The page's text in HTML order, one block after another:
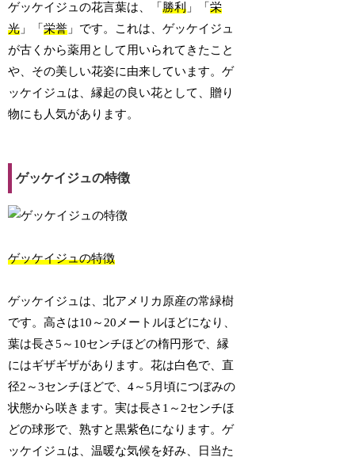
ゲッケイジュの花言葉は、「勝利 」「栄
光 」「栄誉 」です。これは、ゲッケイジュ
が古くから薬用として用いられてきたこと
や、その美しい花姿に由来しています。ゲ
ッケイジュは、縁起の良い花として、贈り
物にも人気があります。
ゲッケイジュの特徴
ゲッケイジュの特徴
ゲッケイジュは、北アメリカ原産の常緑樹
です。高さは10～20メートルほどになり、
葉は長さ5～10センチほどの楕円形で、縁
にはギザギザがあります。花は白色で、直
径2～3センチほどで、4～5月頃につぼみの
状態から咲きます。実は長さ1～2センチほ
どの球形で、熟すと黒紫色になります。ゲ
ッケイジュは、温暖な気候を好み、日当た